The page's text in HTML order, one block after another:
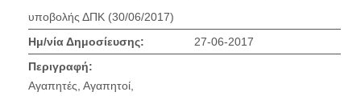
υποβολής ΔΠΚ (30/06/2017)
Ημ/νία Δημοσίευσης:
27-06-2017
Περιγραφή:
Αγαπητές, Αγαπητοί,